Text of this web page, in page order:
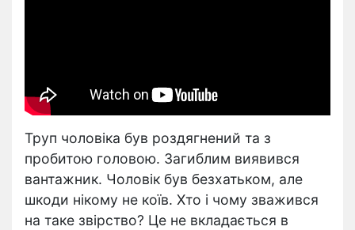
Труп чоловіка був роздягнений та з
пробитою головою. Загиблим виявився
вантажник. Чоловік був безхатьком, але
шкоди нікому не коїв. Хто і чому зважився
на таке звірство? Це не вкладається в